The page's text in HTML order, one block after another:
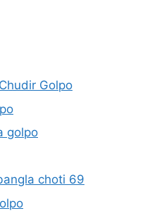
Golpo
golpo
choti 69